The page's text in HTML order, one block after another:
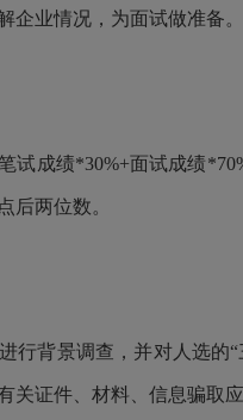
企业情况，为面试做准备。
试成绩*30%+面试成绩
后两位数。
行背景调查，并对人选的
关证件、材料、信息骗取